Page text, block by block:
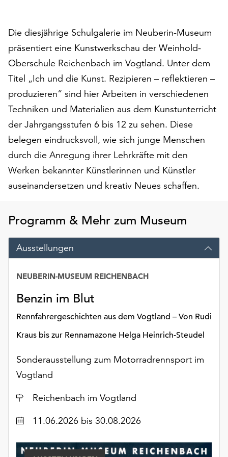
akzeptieren“,
um
alle
Cookies
zu
akzeptieren.
Sie
können
Ihr
Einverständnis
jederzeit
und
widerrufen.
Ihnen
Ende
der
die
Schaltfläche
„Cookie-
Einstellungen“
Verfügung.
Cookies
werden
ohne
Einverständnis
ausgeführt.
Die diesjährige Schulgalerie im Neuberin-Museum
präsentiert eine Kunstwerkschau der Weinhold-
Oberschule Reichenbach im Vogtland. Unter dem
Titel „Ich und die Kunst. Rezipieren – reflektieren –
produzieren“ sind hier Arbeiten in verschiedenen
Techniken und Materialien aus dem Kunstunterricht
der Jahrgangsstufen 6 bis 12 zu sehen. Diese
belegen eindrucksvoll, wie sich junge Menschen
durch die Anregung ihrer Lehrkräfte mit den
Werken bekannter Künstlerinnen und Künstler
auseinandersetzen und kreativ Neues schaffen.
Programm & Mehr zum Museum
Ausstellungen
Benzin im Blut
Rennfahrergeschichten aus dem Vogtland – Von Rudi
Kraus bis zur Rennamazone Helga Heinrich-Steudel
NEUBERIN-MUSEUM REICHENBACH
Sonderausstellung zum Motorradrennsport im
Vogtland
Ort
Reichenbach im Vogtland
Datum11.06.2026 bis 30.08.2026